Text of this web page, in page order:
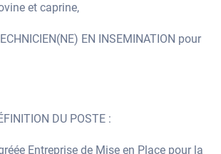
et caprine,
EN INSEMINATION pour
DU POSTE :
Entreprise de Mise en Place pour la